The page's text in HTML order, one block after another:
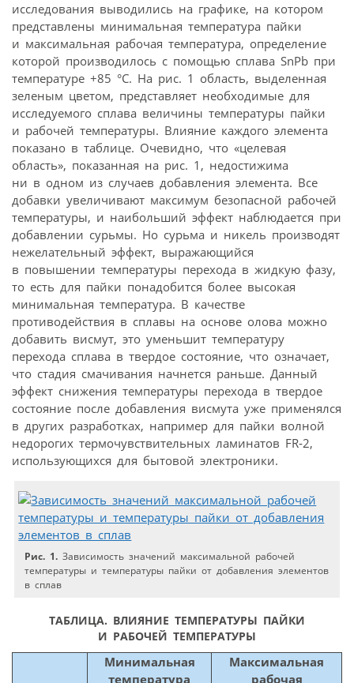
исследования выводились на графике, на котором
представлены минимальная температура пайки
и максимальная рабочая температура, определение
которой производилось с помощью сплава SnPb при
температуре +85 °C. На рис. 1 область, выделенная
зеленым цветом, представляет необходимые для
исследуемого сплава величины температуры пайки
и рабочей температуры. Влияние каждого элемента
показано в таблице. Очевидно, что «целевая
область», показанная на рис. 1, недостижима
ни в одном из случаев добавления элемента. Все
добавки увеличивают максимум безопасной рабочей
температуры, и наибольший эффект наблюдается при
добавлении сурьмы. Но сурьма и никель производят
нежелательный эффект, выражающийся
в повышении температуры перехода в жидкую фазу,
то есть для пайки понадобится более высокая
минимальная температура. В качестве
противодействия в сплавы на основе олова можно
добавить висмут, это уменьшит температуру
перехода сплава в твердое состояние, что означает,
что стадия смачивания начнется раньше. Данный
эффект снижения температуры перехода в твердое
состояние после добавления висмута уже применялся
в других разработках, например для пайки волной
недорогих термочувствительных ламинатов FR‑2,
использующихся для бытовой электроники.
Рис. 1. Зависимость значений максимальной рабочей
температуры и температуры пайки от добавления элементов
в сплав
ТАБЛИЦА. ВЛИЯНИЕ ТЕМПЕРАТУРЫ ПАЙКИ
И РАБОЧЕЙ ТЕМПЕРАТУРЫ
Минимальная
температура
Максимальная
рабочая